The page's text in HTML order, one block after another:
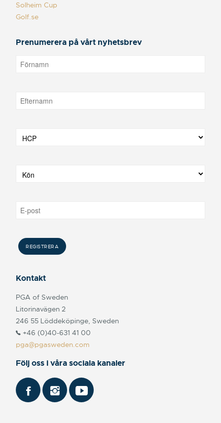
Solheim Cup
Golf.se
Prenumerera på vårt nyhetsbrev
Kontakt
PGA of Sweden
Litorinavägen 2
246 55 Löddeköpinge, Sweden
+46 (0)40-631 41 00
pga@pgasweden.com
Följ oss i våra sociala kanaler